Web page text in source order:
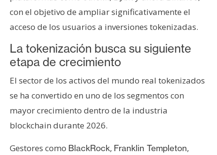
con el objetivo de ampliar significativamente el
acceso de los usuarios a inversiones tokenizadas.
La tokenización busca su siguiente
etapa de crecimiento
El sector de los activos del mundo real tokenizados
se ha convertido en uno de los segmentos con
mayor crecimiento dentro de la industria
blockchain durante 2026.
Gestores como BlackRock, Franklin Templeton,